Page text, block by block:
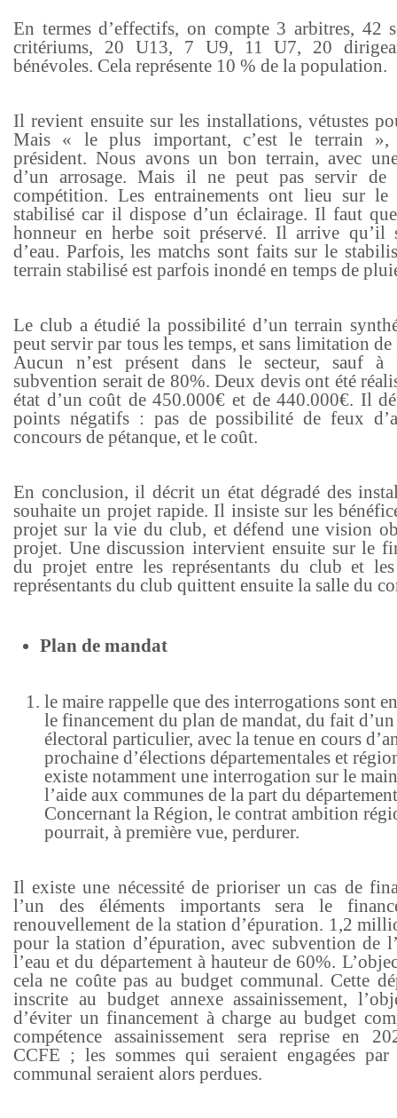
En termes d’effectifs, on compte 3 arbitres, 42
critériums, 20 U13, 7 U9, 11 U7, 20
bénévoles. Cela représente 10 % de la population.
Il revient ensuite sur les installations, vétustes
Mais « le plus important, c’est le terrain »,
président. Nous avons un bon terrain, avec
d’un arrosage. Mais il ne peut pas servir de
compétition. Les entrainements ont lieu sur le
stabilisé car il dispose d’un éclairage. Il faut
honneur en herbe soit préservé. Il arrive qu’il
d’eau. Parfois, les matchs sont faits sur le
terrain stabilisé est parfois inondé en temps de
Le club a étudié la possibilité d’un terrain
peut servir par tous les temps, et sans limitation de
Aucun n’est présent dans le secteur, sauf à
subvention serait de 80%. Deux devis ont été
état d’un coût de 450.000€ et de 440.000€. Il
points négatifs : pas de possibilité de feux
concours de pétanque, et le coût.
En conclusion, il décrit un état dégradé des
souhaite un projet rapide. Il insiste sur les
projet sur la vie du club, et défend une vision
projet. Une discussion intervient ensuite sur le
du projet entre les représentants du club et
représentants du club quittent ensuite la salle du
Plan de mandat
le maire rappelle que des interrogations sont
le financement du plan de mandat, du fait
électoral particulier, avec la tenue en cours
prochaine d’élections départementales et
existe notamment une interrogation sur le
l’aide aux communes de la part du
Concernant la Région, le contrat ambition
pourrait, à première vue, perdurer.
Il existe une nécessité de prioriser un cas de
l’un des éléments importants sera le
renouvellement de la station d’épuration. 1,2
pour la station d’épuration, avec subvention de
l’eau et du département à hauteur de 60%.
cela ne coûte pas au budget communal. Cette
inscrite au budget annexe assainissement,
d’éviter un financement à charge au budget
compétence assainissement sera reprise en
CCFE ; les sommes qui seraient engagées
communal seraient alors perdues.